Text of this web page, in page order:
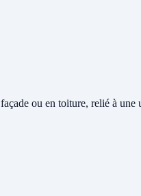
ou en toiture, relié à une